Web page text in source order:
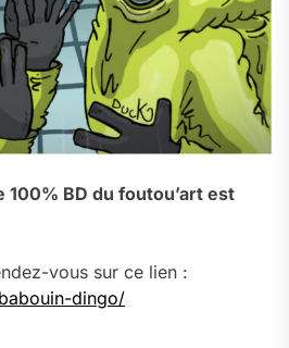
100% BD du foutou’art est
vous sur ce lien :
dingo/